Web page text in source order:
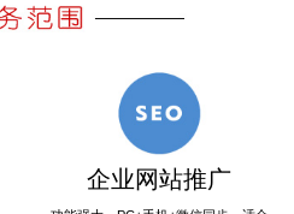
企业网站推广